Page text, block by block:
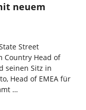
neuem
Street
Country Head of
seinen Sitz in
Head of EMEA für
…